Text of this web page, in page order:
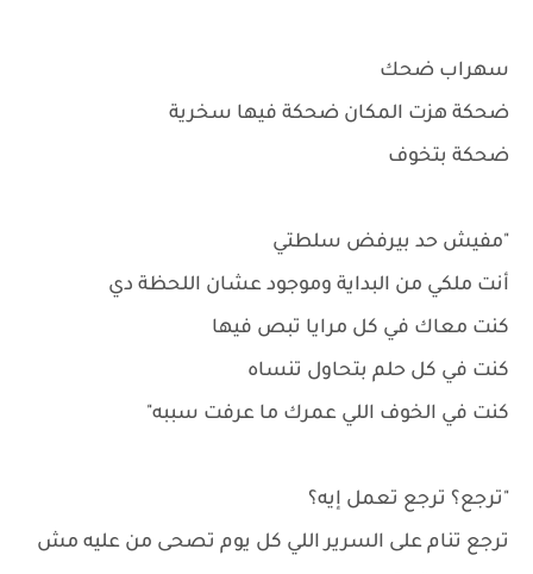
سهراب ضحك
ضحكة هزت المكان ضحكة فيها سخرية
ضحكة بتخوف
"مفيش حد بيرفض سلطتي
أنت ملكي من البداية وموجود عشان اللحظة دي
كنت معاك في كل مرايا تبص فيها
كنت في كل حلم بتحاول تنساه
كنت في الخوف اللي عمرك ما عرفت سببه"
"ترجع؟ ترجع تعمل إيه؟
ترجع تنام على السرير اللي كل يوم تصحى من عليه مش